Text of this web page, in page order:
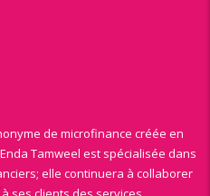
de microfinance créée en
Tamweel est spécialisée dans
elle continuera à collaborer